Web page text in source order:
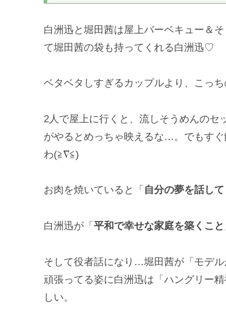
白洲迅と堀田茜は屋上バーベキュー＆
て堀田茜の袋も持ってくれる白洲迅♡
ベタベタしすぎるカップルより、こっ
2人で屋上に行くと、流しそうめんのセ
がやるとめっちゃ映えるな…。でもす
わ(≧∇≦)
お肉を焼いていると「 自分の夢を話し
白洲迅が「 平和で幸せな家庭を築くこと
そして役者話になり…堀田茜が「モデ
頑張ってる姿に白洲迅は「ハングリー
しい。